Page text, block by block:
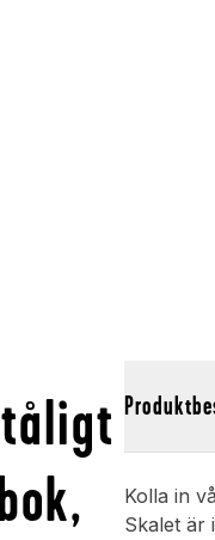
Kolla in
Skalet är